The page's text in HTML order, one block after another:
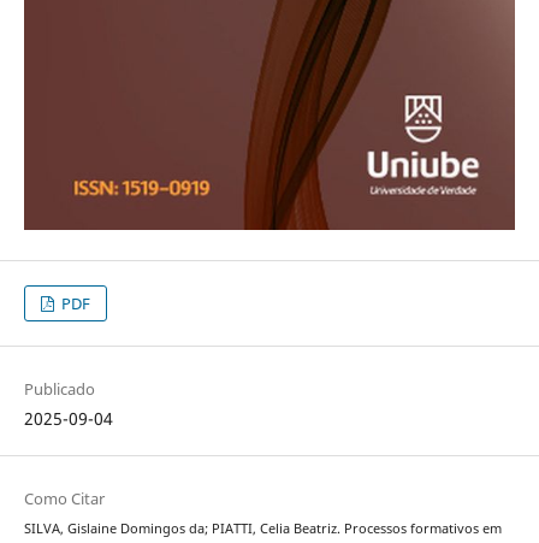
PDF
Publicado
2025-09-04
Como Citar
SILVA, Gislaine Domingos da; PIATTI, Celia Beatriz. Processos formativos em